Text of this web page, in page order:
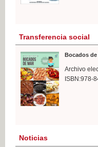
Transferencia social
Bocados
Archivo
ISBN:978-
Noticias